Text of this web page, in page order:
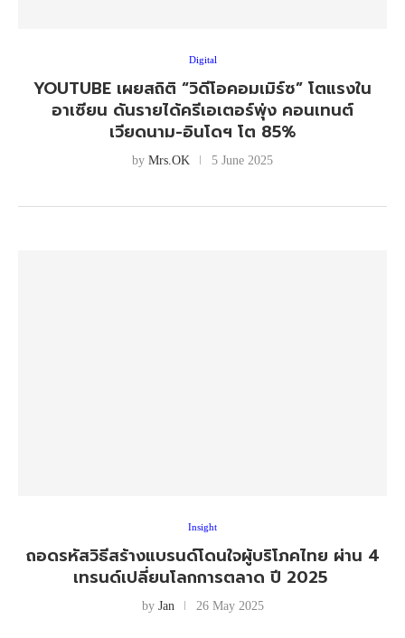
Digital
YOUTUBE เผยสถิติ “วิดีโอคอมเมิร์ซ” โตแรงใน
อาเซียน ดันรายได้ครีเอเตอร์พุ่ง คอนเทนต์
เวียดนาม-อินโดฯ โต 85%
by Mrs.OK 5 June 2025
Insight
ถอดรหัสวิธีสร้างแบรนด์โดนใจผู้บริโภคไทย ผ่าน 4
เทรนด์เปลี่ยนโลกการตลาด ปี 2025
by Jan 26 May 2025